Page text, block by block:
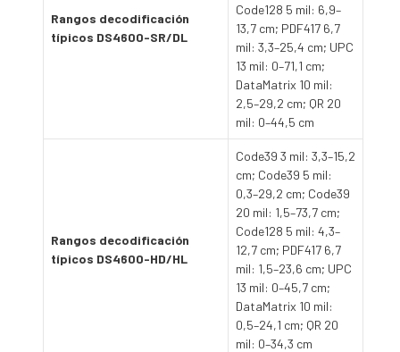
Rangos decodificación
típicos DS4600-SR/DL
Code128 5 mil: 6,9–
13,7 cm; PDF417 6,7
mil: 3,3–25,4 cm; UPC
13 mil: 0–71,1 cm;
DataMatrix 10 mil:
2,5–29,2 cm; QR 20
mil: 0–44,5 cm
Rangos decodificación
típicos DS4600-HD/HL
Code39 3 mil: 3,3–15,2
cm; Code39 5 mil:
0,3–29,2 cm; Code39
20 mil: 1,5–73,7 cm;
Code128 5 mil: 4,3–
12,7 cm; PDF417 6,7
mil: 1,5–23,6 cm; UPC
13 mil: 0–45,7 cm;
DataMatrix 10 mil:
0,5–24,1 cm; QR 20
mil: 0–34,3 cm